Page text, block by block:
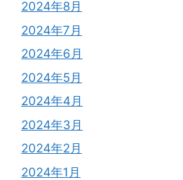
2024年8月
2024年7月
2024年6月
2024年5月
2024年4月
2024年3月
2024年2月
2024年1月